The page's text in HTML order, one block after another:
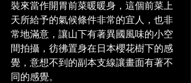
裝來當作開胃前菜暖暖身，這個前菜上
天所給予的氣候條件非常的宜人，也非
常地滿意，讓山下有著異國風味的小空
間拍攝，彷彿置身在日本櫻花樹下的感
覺，意想不到的副本支線讓畫面有著不
同的感覺。